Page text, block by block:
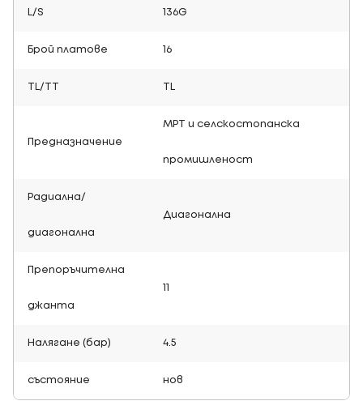
L/S 136G
Брой платове 16
TL/TT
Предназначение
МРТ и селскостопанска
промишленост
Радиална/
диагонална
Диагонална
Препоръчителна
джанта
Налягане (бар) 4.5
състояние нов